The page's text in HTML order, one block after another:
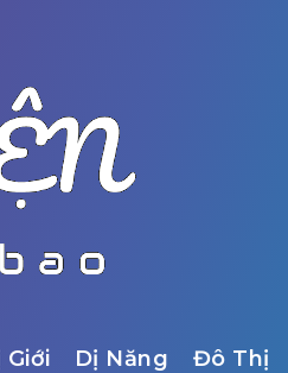
Giới Dị Năng Đô Thị